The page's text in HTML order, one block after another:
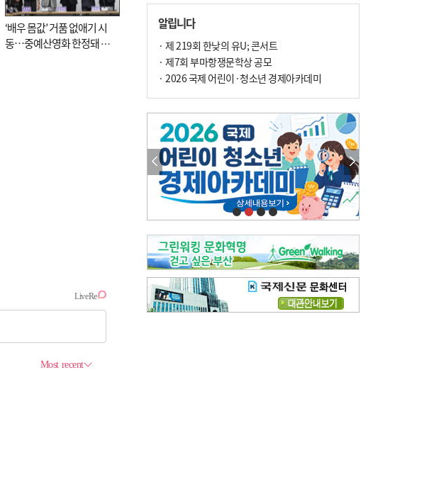
‘배우 몸값’ 거품 없애기 시
동…중예산영화 한정돼 실
구·군 승진 축하화분 관행 없애자니 소상공인 울상
팩트체크[전체보기]
의령 한우산 털중나리
한 손 뉴스[전체보기]
시민이 개발한 폭염 대응 앱 ‘그늘로’ 길안내 지도 등 인기
골목 맛집 발굴 고메 셀렉션…부산시, 페스티벌 시월 연계
오늘의 날씨-[전체보기]
오늘의 날씨- 2026년 8월 7일
오늘의 날씨- 2026년 8월 6일
우리 결혼해요-[전체보기]
우리 결혼해요- 김홍윤·정세빈 커플
알립니다
· 제 219회 한낮의 유U; 콘서트
· 제7회 부마항쟁문학상 공모
· 2026 국제 어린이·청소년 경제아카데미